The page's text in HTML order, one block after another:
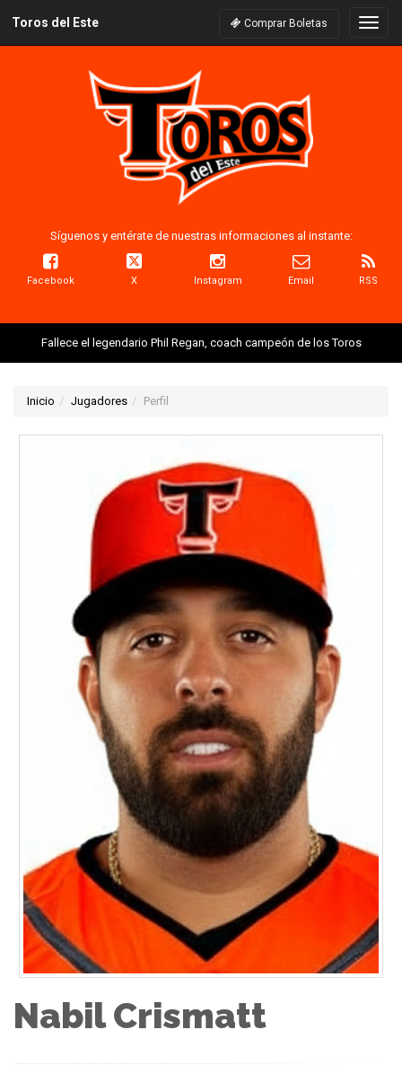
Toros del Este Comprar Boletas
Síguenos y entérate de nuestras informaciones al instante:
Facebook X Instagram Email RSS
Fallece el legendario Phil Regan, coach campeón de los Toros
Inicio Jugadores Perfil
Nabil Crismatt